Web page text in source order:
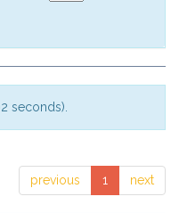
seconds).
previous 1 next